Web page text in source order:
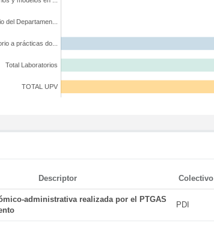
TOTAL UPV
Total Laboratorios
a prácticas do...
del Departamen...
Descriptor Colectivo
administrativa realizada por el PTGAS
PDI